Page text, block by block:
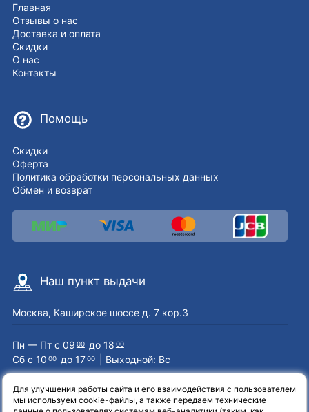
Главная
Отзывы о нас
Доставка и оплата
Скидки
О нас
Контакты
Помощь
Скидки
Оферта
Политика обработки персональных данных
Обмен и возврат
Наш пункт выдачи
Москва, Каширское шоссе д. 7 кор.3
Пн — Пт с 09 00 до 18 00
Сб с 10 00 до 1700 | Выходной: Вс
Наши контакты
Для улучшения работы сайта и его взаимодействия с пользователем
мы используем cookie-файлы, а также передаем технические